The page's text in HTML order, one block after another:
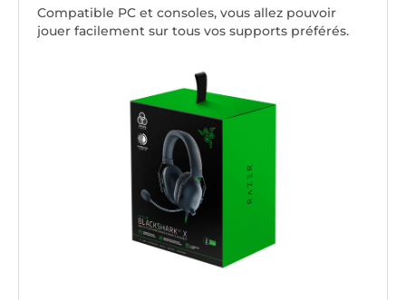
Compatible PC et consoles, vous allez pouvoir
jouer facilement sur tous vos supports préférés.